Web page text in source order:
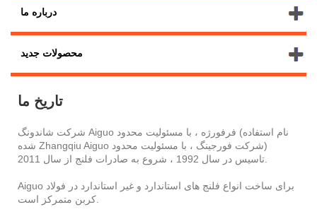
درباره ما
محصولات جدید
تاریخ ما
شرکت شاندونگ Aiguo فرفورژه ، با مسئولیت محدود (نام استفاده
شده Zhangqiu Aiguo شرکت فورجینگ ، با مسئولیت محدود)
Aiguo برای ساخت انواع فلنج های استاندارد و غیر استاندارد در فولاد